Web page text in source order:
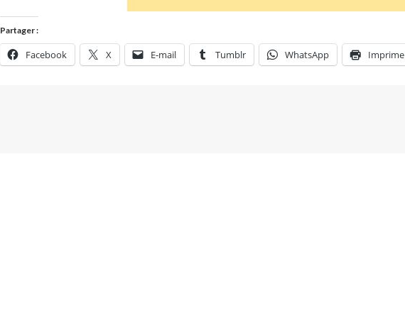
Partager :
Facebook X E-mail Tumblr WhatsApp